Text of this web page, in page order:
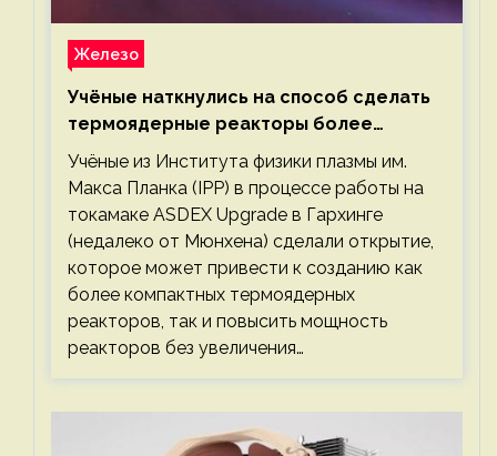
Железо
Учёные наткнулись на способ сделать
термоядерные реакторы более
компактными или мощными
Учёные из Института физики плазмы им.
Макса Планка (IPP) в процессе работы на
токамаке ASDEX Upgrade в Гархинге
(недалеко от Мюнхена) сделали открытие,
которое может привести к созданию как
более компактных термоядерных
реакторов, так и повысить мощность
реакторов без увеличения…